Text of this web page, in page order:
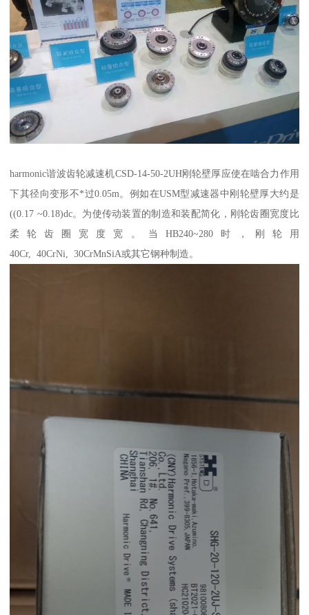
harmonic谐波齿轮减速机CSD-14-50-2UH刚轮壁厚应使在啮合力作用
下其径向变形不*过0.05m。例如在USM型减速器中刚轮壁厚大约是
((0.17 ~0.18)dc。为使传动装置的制造和装配简化，刚轮齿圈宽度比
柔轮齿圈宽度宽。当HB240~280时，刚轮用
40Cr, 40CrNi, 30CrMnSiA或其它钢种制造。